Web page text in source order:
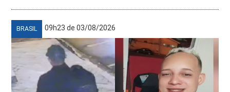
BRASIL 09h23 de 03/08/2026